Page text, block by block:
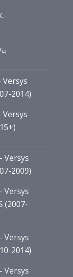
Versys
2014)
Versys
Versys
2009)
Versys
(2007-
Versys
2014)
Versys